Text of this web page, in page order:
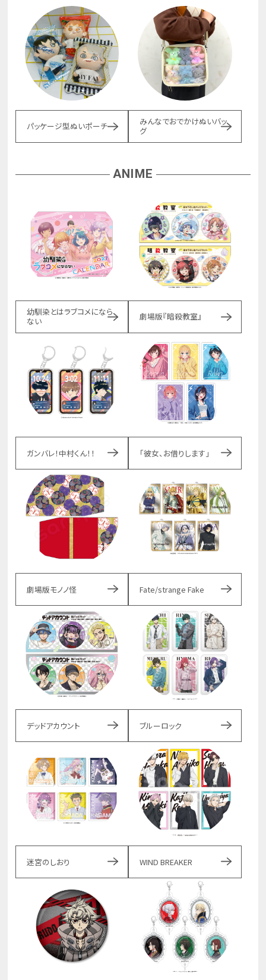
パッケージ型ぬいポーチ
みんなでおでかけぬいバッ
グ
ANIME
幼馴染とはラブコメになら
ない
劇場版『暗殺教室』
ガンバレ！中村くん！！ 「彼女、お借りします」
劇場版モノノ怪 Fate/strange Fake
デッドアカウント ブルーロック
迷宮のしおり WIND BREAKER